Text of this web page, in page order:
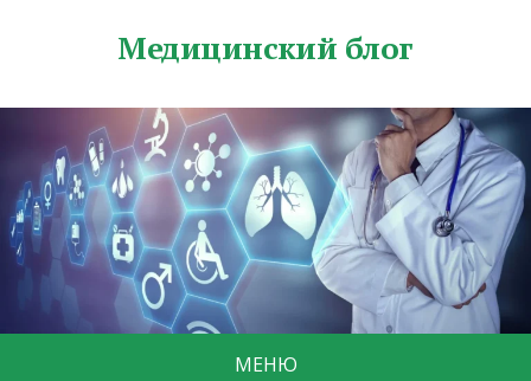
Медицинский блог
МЕНЮ